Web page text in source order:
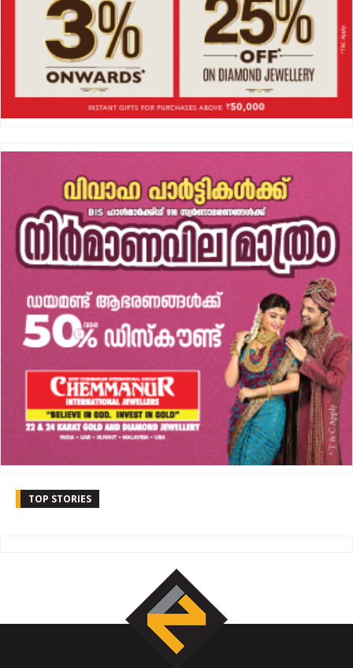
TOP STORIES